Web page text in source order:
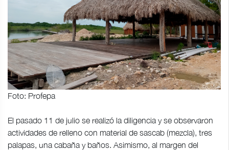
Foto: Profepa
El pasado 11 de julio se realizó la diligencia y se observaron
actividades de relleno con material de sascab (mezcla), tres
palapas, una cabaña y baños. Asimismo, al margen del